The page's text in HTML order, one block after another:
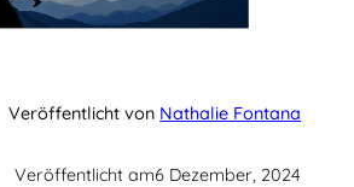
Veröffentlicht von Nathalie Fontana
Veröffentlicht am6 Dezember, 2024